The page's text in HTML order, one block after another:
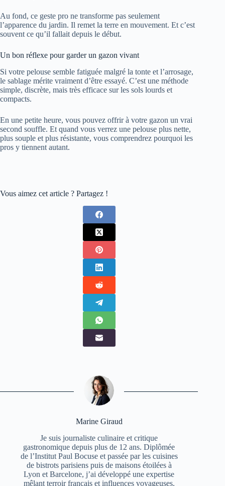
Au fond, ce geste pro ne transforme pas seulement
l’apparence du jardin. Il remet la terre en mouvement. Et c’est
souvent ce qu’il fallait depuis le début.
Un bon réflexe pour garder un gazon vivant
Si votre pelouse semble fatiguée malgré la tonte et l’arrosage,
le sablage mérite vraiment d’être essayé. C’est une méthode
simple, discrète, mais très efficace sur les sols lourds et
compacts.
En une petite heure, vous pouvez offrir à votre gazon un vrai
second souffle. Et quand vous verrez une pelouse plus nette,
plus souple et plus résistante, vous comprendrez pourquoi les
pros y tiennent autant.
Vous aimez cet article ? Partagez !
Marine Giraud
Je suis journaliste culinaire et critique
gastronomique depuis plus de 12 ans. Diplômée
de l’Institut Paul Bocuse et passée par les cuisines
de bistrots parisiens puis de maisons étoilées à
Lyon et Barcelone, j’ai développé une expertise
mêlant terroir français et influences voyageuses.